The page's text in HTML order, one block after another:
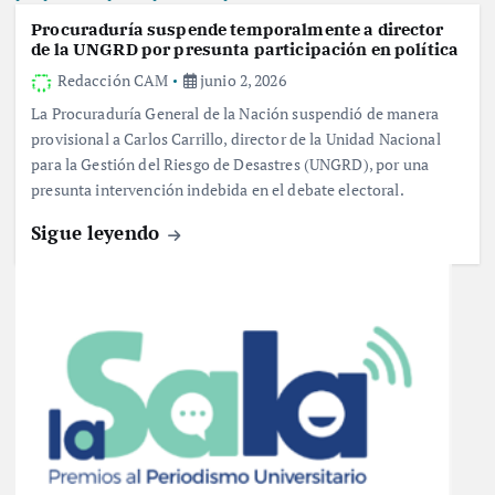
Procuraduría suspende temporalmente a director
de la UNGRD por presunta participación en política
Redacción CAM
junio 2, 2026
La Procuraduría General de la Nación suspendió de manera
provisional a Carlos Carrillo, director de la Unidad Nacional
para la Gestión del Riesgo de Desastres (UNGRD), por una
presunta intervención indebida en el debate electoral.
Sigue leyendo